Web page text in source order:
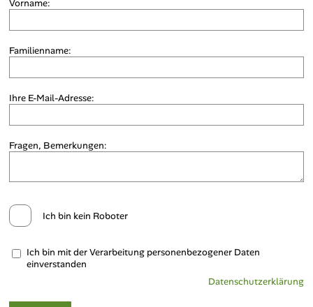
Vorname:
Familienname:
Ihre E-Mail-Adresse:
Fragen, Bemerkungen:
Ich bin kein Roboter
Ich bin mit der Verarbeitung personenbezogener Daten
einverstanden
Datenschutzerklärung